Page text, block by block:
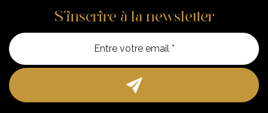
S’inscrire à la newsletter
Entre